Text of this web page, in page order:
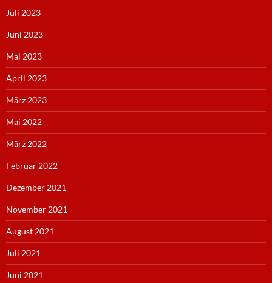
Juli 2023
Juni 2023
Mai 2023
April 2023
März 2023
Mai 2022
März 2022
Februar 2022
Dezember 2021
November 2021
August 2021
Juli 2021
Juni 2021